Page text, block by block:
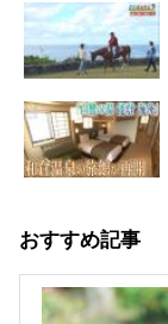
おすすめ記事